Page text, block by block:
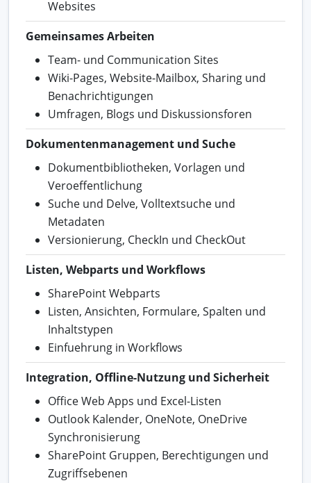
Websites
Gemeinsames Arbeiten
Team- und Communication Sites
Wiki-Pages, Website-Mailbox, Sharing und
Benachrichtigungen
Umfragen, Blogs und Diskussionsforen
Dokumentenmanagement und Suche
Dokumentbibliotheken, Vorlagen und
Veroeffentlichung
Suche und Delve, Volltextsuche und
Metadaten
Versionierung, CheckIn und CheckOut
Listen, Webparts und Workflows
SharePoint Webparts
Listen, Ansichten, Formulare, Spalten und
Inhaltstypen
Einfuehrung in Workflows
Integration, Offline-Nutzung und Sicherheit
Office Web Apps und Excel-Listen
Outlook Kalender, OneNote, OneDrive
Synchronisierung
SharePoint Gruppen, Berechtigungen und
Zugriffsebenen